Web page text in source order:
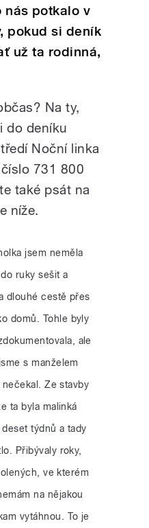
nás potkalo v
pokud si deník
už ta rodinná,
Na ty,
do deníku
Noční linka
731 800
také psát na
níže.
jsem neměla
ruky sešit a
dlouhé cestě přes
domů. Tohle byly
ale
s manželem
Ze stavby
ta byla malinká
týdnů a tady
Přibývaly roky,
ve kterém
na nějakou
vytáhnou. To je